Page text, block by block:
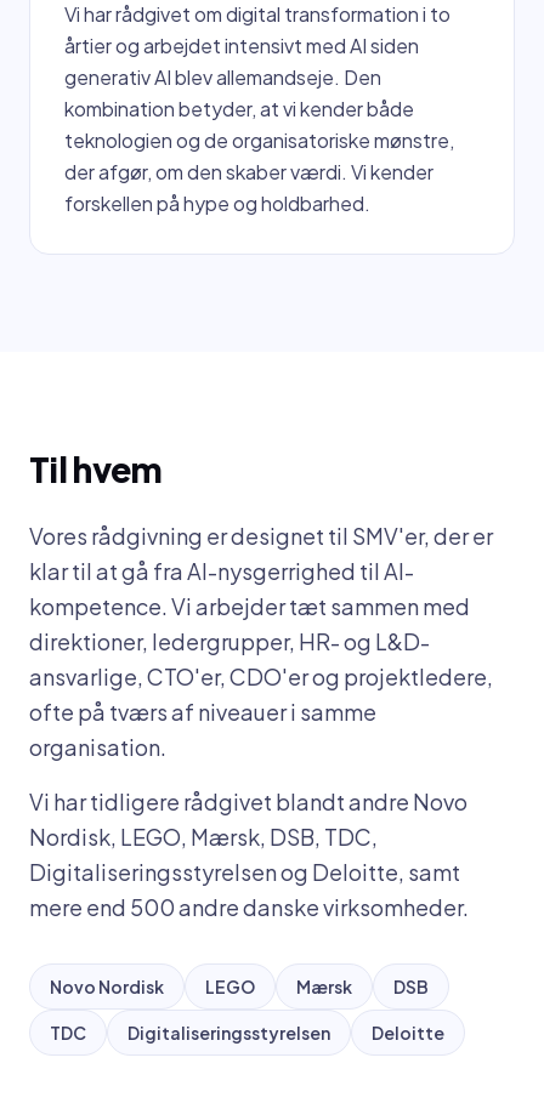
Vi har rådgivet om digital transformation i to
årtier og arbejdet intensivt med AI siden
generativ AI blev allemandseje. Den
kombination betyder, at vi kender både
teknologien og de organisatoriske mønstre,
der afgør, om den skaber værdi. Vi kender
forskellen på hype og holdbarhed.
Til hvem
Vores rådgivning er designet til SMV'er, der er
klar til at gå fra AI-nysgerrighed til AI-
kompetence. Vi arbejder tæt sammen med
direktioner, ledergrupper, HR- og L&D-
ansvarlige, CTO'er, CDO'er og projektledere,
ofte på tværs af niveauer i samme
organisation.
Vi har tidligere rådgivet blandt andre Novo
Nordisk, LEGO, Mærsk, DSB, TDC,
Digitaliseringsstyrelsenog Deloitte, samt
mere end 500 andre danske virksomheder.
Novo Nordisk LEGO Mærsk DSB
TDC Digitaliseringsstyrelsen Deloitte